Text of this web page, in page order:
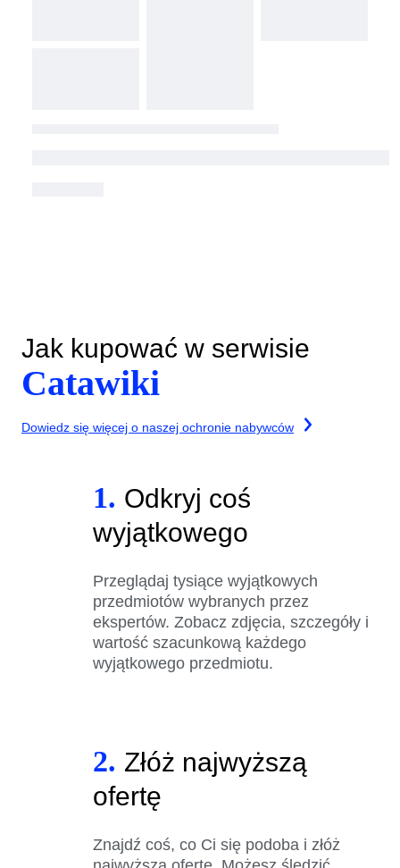
Jak kupować w serwisie
Catawiki
Dowiedz się więcej o naszej ochronie nabywców
1. Odkryj coś
wyjątkowego
Przeglądaj tysiące wyjątkowych
przedmiotów wybranych przez
ekspertów. Zobacz zdjęcia, szczegóły i
wartość szacunkową każdego
wyjątkowego przedmiotu.
2. Złóż najwyższą
ofertę
Znajdź coś, co Ci się podoba i złóż